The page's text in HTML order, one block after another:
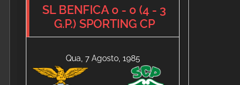
SL BENFICA 0 - 0 (4 - 3
G.P.) SPORTING CP
Qua, 7 Agosto, 1985